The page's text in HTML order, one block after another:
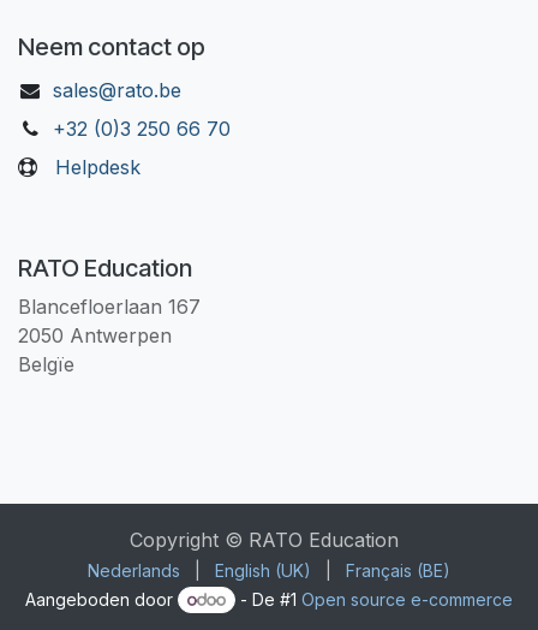
Neem contact op
sales@rato.be
+32 (0)3 250 66 70
Helpdesk
RATO Education
Blancefloerlaan 167
2050 Antwerpen
Belgïe
Copyright © RATO Education
Nederlands English (UK)
Français (BE)
Aangeboden door
- De #1Open source e-commerce